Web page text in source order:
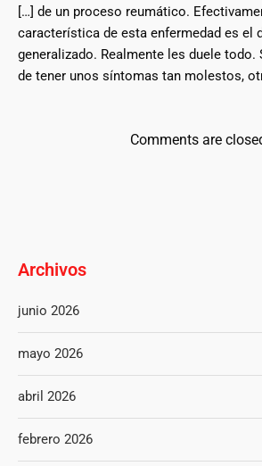
[…] de un proceso reumático.
característica de esta enfermedad es el
generalizado. Realmente les duele todo.
de tener unos síntomas tan molestos,
Comments are
Archivos
junio 2026
mayo 2026
abril 2026
febrero 2026